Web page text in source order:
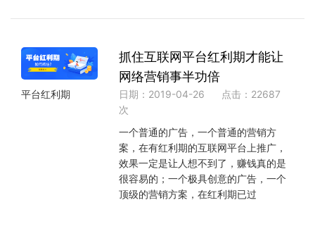
平台红利期
抓住互联网平台红利期才能让
网络营销事半功倍
日期：2019-04-26
点击：22687
次
一个普通的广告，一个普通的营销方
案，在有红利期的互联网平台上推广，
效果一定是让人想不到了，赚钱真的是
很容易的；一个极具创意的广告，一个
顶级的营销方案，在红利期已过